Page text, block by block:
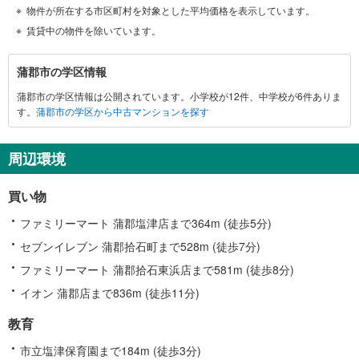
物件が所在する市区町村を対象とした平均価格を表示しています。
賃貸中の物件を除いています。
蒲
郡
市
に
す
る
報
蒲郡市の学区情報
蒲郡市の学区情報は公開されています。小学校が12件、中学校が6件ありま
す。 蒲郡市の学区から中古マンションを探す
周辺環境
買い物
ファミリーマート 蒲郡塩津店まで364m (徒歩5分)
セブンイレブン 蒲郡拾石町まで528m (徒歩7分)
ファミリーマート 蒲郡拾石東浜店まで581m (徒歩8分)
イオン 蒲郡店まで836m (徒歩11分)
教育
市立塩津保育園まで184m (徒歩3分)